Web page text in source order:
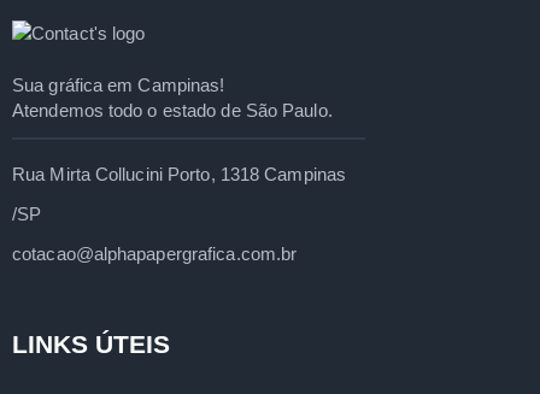
Sua gráfica em Campinas!
Atendemos todo o estado de São Paulo.
Rua Mirta Collucini Porto, 1318 Campinas
/SP
cotacao@alphapapergrafica.com.br
LINKS ÚTEIS